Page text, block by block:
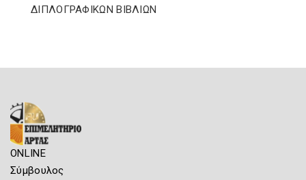
ΔΙΠΛΟΓΡΑΦΙΚΩΝ ΒΙΒΛΙΩΝ
ONLINE
Σύμβουλος